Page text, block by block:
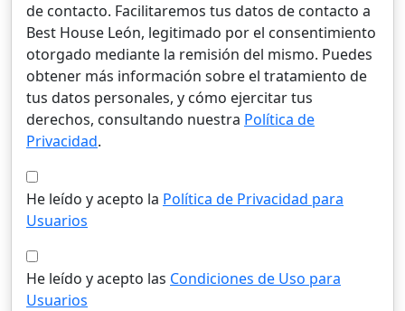
de contacto. Facilitaremos tus datos de contacto a
Best House León, legitimado por el consentimiento
otorgado mediante la remisión del mismo. Puedes
obtener más información sobre el tratamiento de
tus datos personales, y cómo ejercitar tus
derechos, consultando nuestra Política de
Privacidad.
He leído y acepto la Política de Privacidad para
Usuarios
He leído y acepto las Condiciones de Uso para
Usuarios